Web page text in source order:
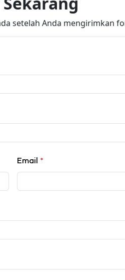
setelah Anda mengirimkan
Email *